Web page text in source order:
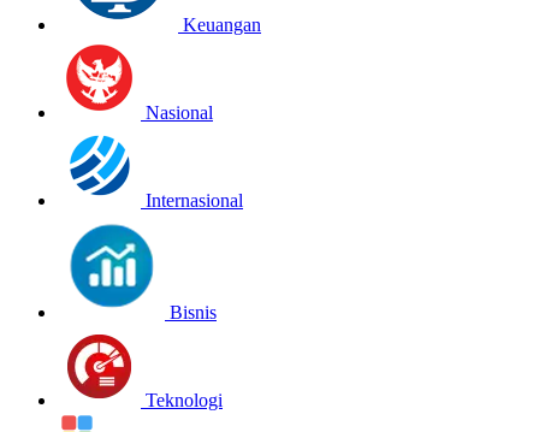
Keuangan
Nasional
Internasional
Bisnis
Teknologi